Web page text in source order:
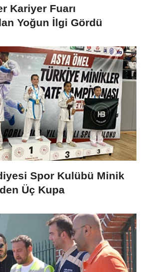
Kariyer Fuarı
Yoğun İlgi Gördü
Spor Kulübü Minik
Üç Kupa